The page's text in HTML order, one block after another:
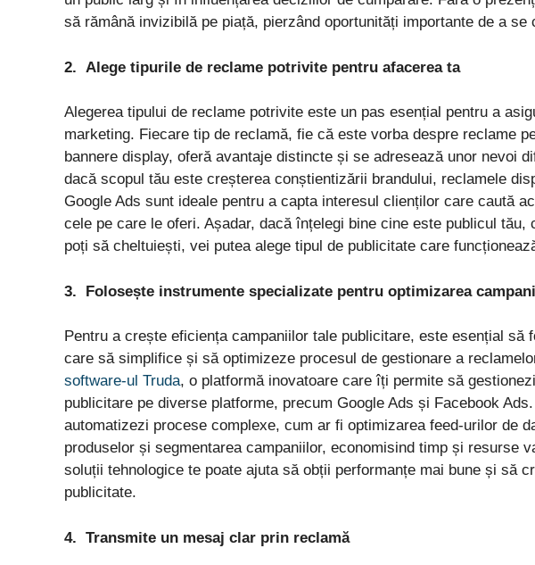
să rămână invizibilă pe piață, pierzând oportunități importante de a se
2. Alege tipurile de reclame potrivite pentru afacerea ta
Alegerea tipului de reclame potrivite este un pas esențial pentru a
marketing. Fiecare tip de reclamă, fie că este vorba despre reclame
bannere display, oferă avantaje distincte și se adresează unor nevoi
dacă scopul tău este creșterea conștientizării brandului, reclamele
Google Ads sunt ideale pentru a capta interesul clienților care caută
cele pe care le oferi. Așadar, dacă înțelegi bine cine este publicul
poți să cheltuiești, vei putea alege tipul de publicitate care
3. Folosește instrumente specializate pentru optimizarea
Pentru a crește eficiența campaniilor tale publicitare, este esențial să
care să simplifice și să optimizeze procesul de gestionare a
software-ul Truda, o platformă inovatoare care îți permite să
publicitare pe diverse platforme, precum Google Ads și Facebook
automatizezi procese complexe, cum ar fi optimizarea feed-urilor de
produselor și segmentarea campaniilor, economisind timp și resurse
soluții tehnologice te poate ajuta să obții performanțe mai bune și să
publicitate.
4. Transmite un mesaj clar prin reclamă